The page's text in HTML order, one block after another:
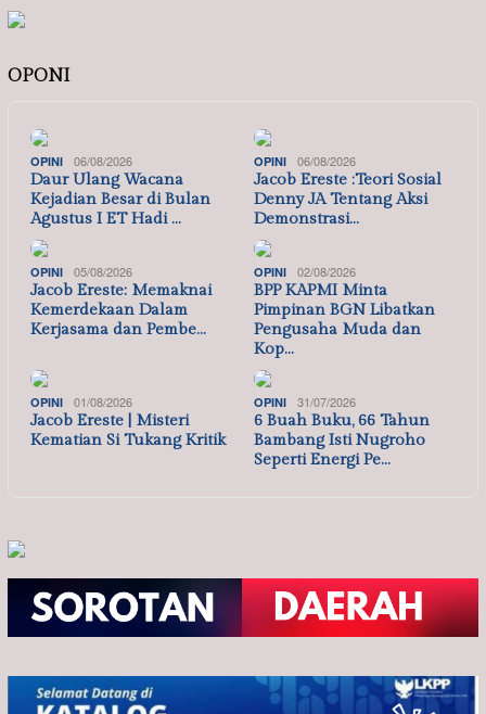
OPONI
OPINI 06/08/2026
Daur Ulang Wacana
Kejadian Besar di Bulan
Agustus I ET Hadi …
OPINI 06/08/2026
Jacob Ereste :Teori Sosial
Denny JA Tentang Aksi
Demonstrasi…
OPINI 05/08/2026
Jacob Ereste: Memaknai
Kemerdekaan Dalam
Kerjasama dan Pembe…
OPINI 02/08/2026
BPP KAPMI Minta
Pimpinan BGN Libatkan
Pengusaha Muda dan
Kop…
OPINI 01/08/2026
Jacob Ereste | Misteri
Kematian Si Tukang Kritik
OPINI 31/07/2026
6 Buah Buku, 66 Tahun
Bambang Isti Nugroho
Seperti Energi Pe…